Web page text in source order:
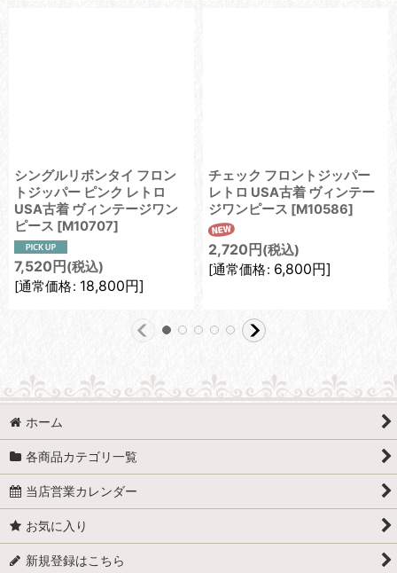
シングルリボンタイ フロン
トジッパー ピンク レトロ
USA古着 ヴィンテージワン
ピース [M10707]
7,520 円 (税込)
[通常価格: 18,800円]
チェック フロントジッパー
レトロ USA古着 ヴィンテー
ジワンピース [M10586]
2,720 円 (税込)
[通常価格: 6,800円]
ホーム
各商品カテゴリ一覧
当店営業カレンダー
お気に入り
新規登録はこちら